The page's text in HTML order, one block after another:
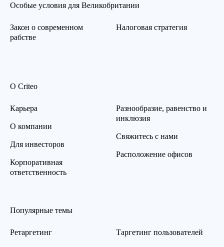
Особые условия для Великобритании
Закон о современном
рабстве
Налоговая стратегия
О Criteo
Карьера
О компании
Для инвесторов
Корпоративная
ответственность
Разнообразие, равенство и
инклюзия
Свяжитесь с нами
Расположение офисов
Популярные темы
Ретаргетинг Таргетинг пользователей